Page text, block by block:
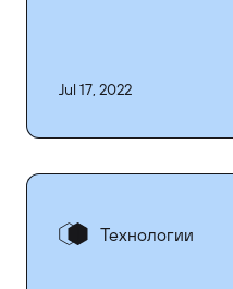
Jul 17, 2022
Технологии